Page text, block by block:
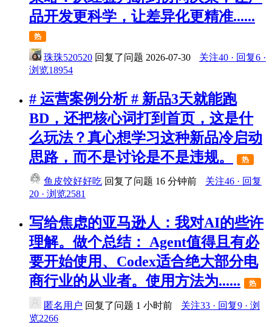
品开发更科学，让差异化更精准......
热
珠珠520520 回复了问题 2026-07-30
关注40 · 回复6 ·
浏览18954
# 运营案例分析 # 新品3天就能跑
BD，还把核心词打到首页，这是什
么玩法？真心想学习这种新品冷启动
思路，而不是讨论是不是违规。
热
鱼皮饺好好吃 回复了问题 16 分钟前
关注46 · 回复
20 · 浏览2581
写给焦虑的亚马逊人：我对AI的些许
理解。做个总结： Agent值得且有必
要开始使用、Codex适合绝大部分电
商行业的从业者。使用方法为......
热
匿名用户 回复了问题 1 小时前
关注33 · 回复9 · 浏
览2266